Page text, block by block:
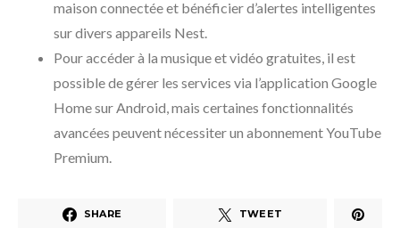
maison connectée et bénéficier d’alertes intelligentes
sur divers appareils Nest.
Pour accéder à la musique et vidéo gratuites, il est
possible de gérer les services via l’application Google
Home sur Android, mais certaines fonctionnalités
avancées peuvent nécessiter un abonnement YouTube
Premium.
SHARE TWEET